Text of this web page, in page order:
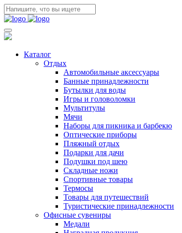
Каталог
Отдых
Автомобильные аксессуары
Банные принадлежности
Бутылки для воды
Игры и головоломки
Мультитулы
Мячи
Наборы для пикника и барбекю
Оптические приборы
Пляжный отдых
Подарки для дачи
Подушки под шею
Складные ножи
Спортивные товары
Термосы
Товары для путешествий
Туристические принадлежности
Офисные сувениры
Медали